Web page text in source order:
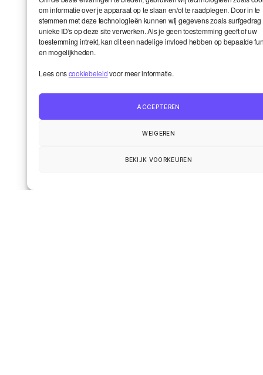
om informatie over je apparaat op te slaan en/of te raadplegen. Door in te
stemmen met deze technologieën kunnen wij gegevens zoals surfgedrag
unieke ID's op deze site verwerken. Als je geen toestemming geeft of uw
toestemming intrekt, kan dit een nadelige invloed hebben op bepaalde
en mogelijkheden.
Lees onscookiebeleidvoor meer informatie.
ACCEPTEREN
WEIGEREN
BEKIJK VOORKEUREN
Name*